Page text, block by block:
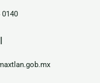
0140